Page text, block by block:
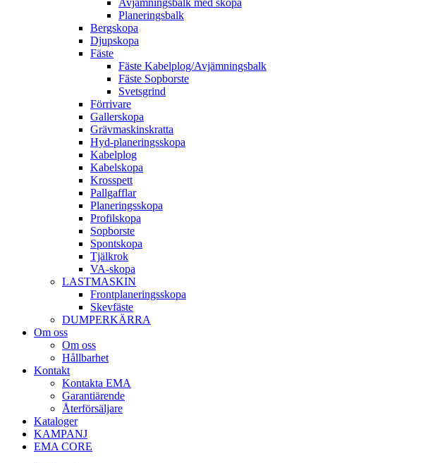
Planerings­balk
Berg­skopa
Djup­skopa
Fäste
Fäste Kabel­­plog/­Avjämnings­­balk
Fäste Sop­borste
Svets­grind
Förrivare
Galler­skopa
Gräv­maskins­kratta
Hyd­-planerings­skopa
Kabel­plog
Kabel­skopa
Kros­spett
Pallgafflar
Planerings­skopa
Profil­skopa
Sop­borste
Spont­skopa
Tjäl­krok
VA­-skopa
LAST­MASKIN
Front­planerings­skopa
Skev­fäste
DUMPER­KÄRRA
Om oss
Om oss
Hållbarhet
Kontakt
Kontakta EMA
Garantiärende
Återförsäljare
Kataloger
KAMPANJ
EMA CORE